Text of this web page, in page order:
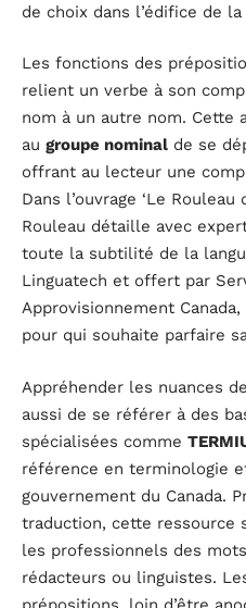
de choix dans l’édifice de
Les fonctions des
relient un verbe à son
nom à un autre nom. Cette
au groupe nominal de se
offrant au lecteur une
Dans l’ouvrage ‘Le
Rouleau détaille avec
toute la subtilité de la
Linguatech et offert par
Approvisionnement
pour qui souhaite parfaire
Appréhender les nuances
aussi de se référer à des
spécialisées comme
référence en terminologie
gouvernement du Canada.
traduction, cette ressource
les professionnels des
rédacteurs ou linguistes.